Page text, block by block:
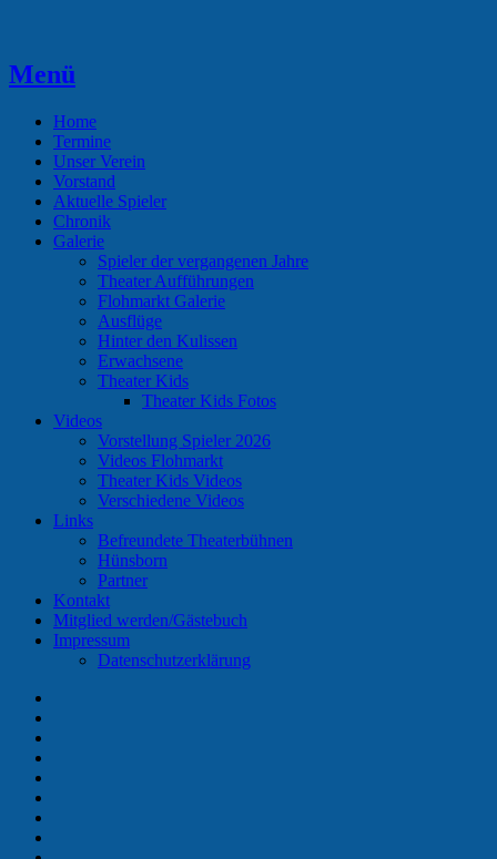
springen
Theaterverein Hünsborn
Menü
Home
Termine
Unser Verein
Vorstand
Aktuelle Spieler
Chronik
Galerie
Spieler der vergangenen Jahre
Theater Aufführungen
Flohmarkt Galerie
Ausflüge
Hinter den Kulissen
Erwachsene
Theater Kids
Theater Kids Fotos
Videos
Vorstellung Spieler 2026
Videos Flohmarkt
Theater Kids Videos
Verschiedene Videos
Links
Befreundete Theaterbühnen
Hünsborn
Partner
Kontakt
Mitglied werden/Gästebuch
Impressum
Datenschutzerklärung